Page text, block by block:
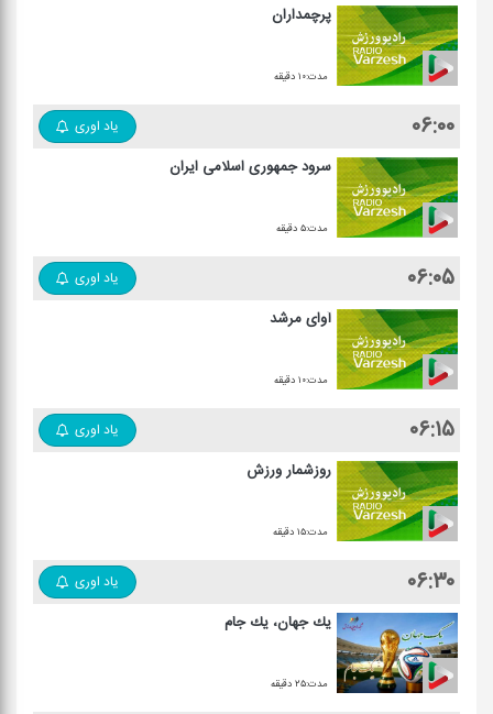
پرچمداران
مدت:۱۰ دقیقه
۰۶:۰۰ یاد اوری
سرود جمهوری اسلامی ایران
مدت:۵ دقیقه
۰۶:۰۵ یاد اوری
آوای مرشد
مدت:۱۰ دقیقه
۰۶:۱۵ یاد اوری
روزشمار ورزش
مدت:۱۵ دقیقه
۰۶:۳۰ یاد اوری
یك جهان، یك جام
مدت:۲۵ دقیقه